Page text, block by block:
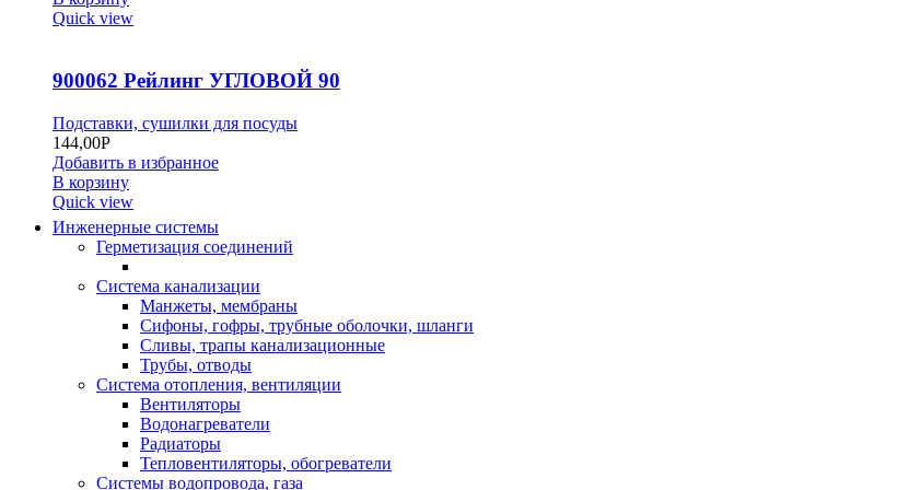
Quick view
900062 Рейлинг УГЛОВОЙ 90
Подставки, сушилки для посуды
144,00Р
Добавить в избранное
В корзину
Quick view
Инженерные системы
Герметизация соединений
Система канализации
Манжеты, мембраны
Сифоны, гофры, трубные оболочки, шланги
Сливы, трапы канализационные
Трубы, отводы
Система отопления, вентиляции
Вентиляторы
Водонагреватели
Радиаторы
Тепловентиляторы, обогреватели
Системы водопровода, газа